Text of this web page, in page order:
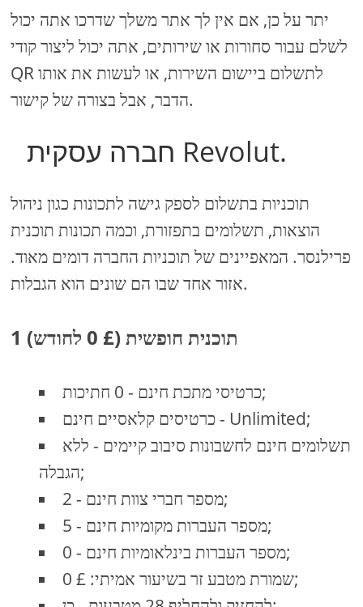
יתר על כן, אם אין לך אתר משלך שדרכו אתה יכול
לשלם עבור סחורות או שירותים, אתה יכול ליצור קודי
QR לתשלום ביישום השירות, או לעשות את אותו
הדבר, אבל בצורה של קישור.
חברה עסקית Revolut.
תוכניות בתשלום לספק גישה לתכונות כגון ניהול
הוצאות, תשלומים בתפזורת, וכמה תכונות תוכנית
פרילנסר. המאפיינים של תוכניות החברה דומים מאוד.
אזור אחד שבו הם שונים הוא הגבלות.
1 תוכנית חופשית (£ 0 לחודש)
כרטיסי מתכת חינם - 0 חתיכות;
כרטיסים קלאסיים חינם - Unlimited;
תשלומים חינם לחשבונות סיבוב קיימים - ללא
הגבלה;
מספר חברי צוות חינם - 2;
מספר העברות מקומיות חינם - 5;
מספר העברות בינלאומיות חינם - 0;
שמורת מטבע זר בשיעור אמיתי: £ 0;